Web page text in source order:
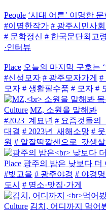
#이명한작가 # 광주시민사
# 문학정신 # 한국문단최고
·인터뷰
#신성모자 # 광주모자가게 #
모자 # 생활필수품 # 모자 #
Culture MZ, 소원을 말해봐
#2023_계묘년 # 요즘것들의_
대결 # 2023년_새해소망 #
원 # 알잘딱깔센으로_갓생
Place 광주의 밤은 낮보다 더
#빛고을 # 광주야경 # 야경
도시 # 명소·맛집·가게
Culture
김치, 어디까지 먹어
#김치종주도시광주 #김호옥